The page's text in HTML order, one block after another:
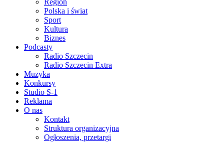
Region
Polska i świat
Sport
Kultura
Biznes
Podcasty
Radio Szczecin
Radio Szczecin Extra
Muzyka
Konkursy
Studio S-1
Reklama
O nas
Kontakt
Struktura organizacyjna
Ogłoszenia, przetargi